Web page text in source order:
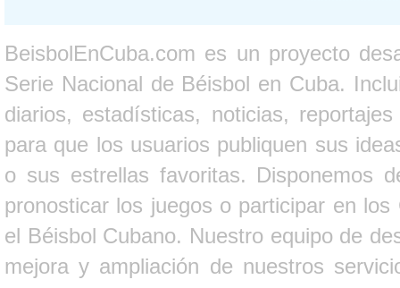
BeisbolEnCuba.com es un proyecto
Serie Nacional de Béisbol en Cuba.
diarios, estadísticas, noticias,
para que los usuarios publiquen sus
o sus estrellas favoritas. Disponemos
pronosticar los juegos o participar en
el Béisbol Cubano. Nuestro equipo de
mejora y ampliación de nuestros